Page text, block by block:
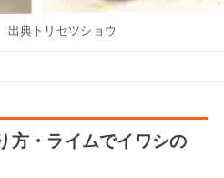
出典トリセツショウ
方・ライムでイワシの